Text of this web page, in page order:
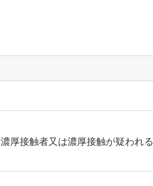
厚接触者又は濃厚接触が疑われる